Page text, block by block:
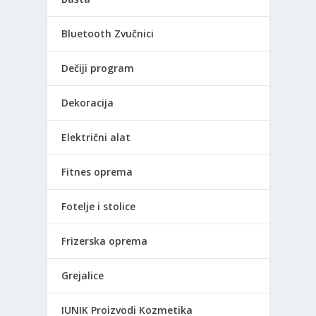
Bluetooth Zvučnici
Dečiji program
Dekoracija
Električni alat
Fitnes oprema
Fotelje i stolice
Frizerska oprema
Grejalice
IUNIK Proizvodi Kozmetika